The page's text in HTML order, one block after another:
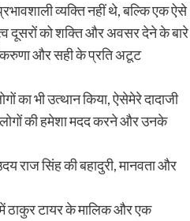
व्यक्ति नहीं थे, बल्कि एक ऐसे
दूसरों को शक्ति और अवसर देने के बारे
करुणा और सही के प्रति अटूट
का भी उत्थान किया, ऐसेमेरे दादाजी
लोगों की हमेशा मदद करने और उनके
राज सिंह की बहादुरी, मानवता और
में ठाकुर टायर के मालिक और एक